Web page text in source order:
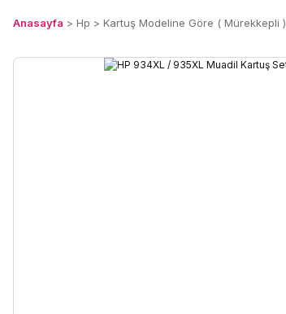
Anasayfa Hp Kartuş Modeline Göre ( Mürekkepli )